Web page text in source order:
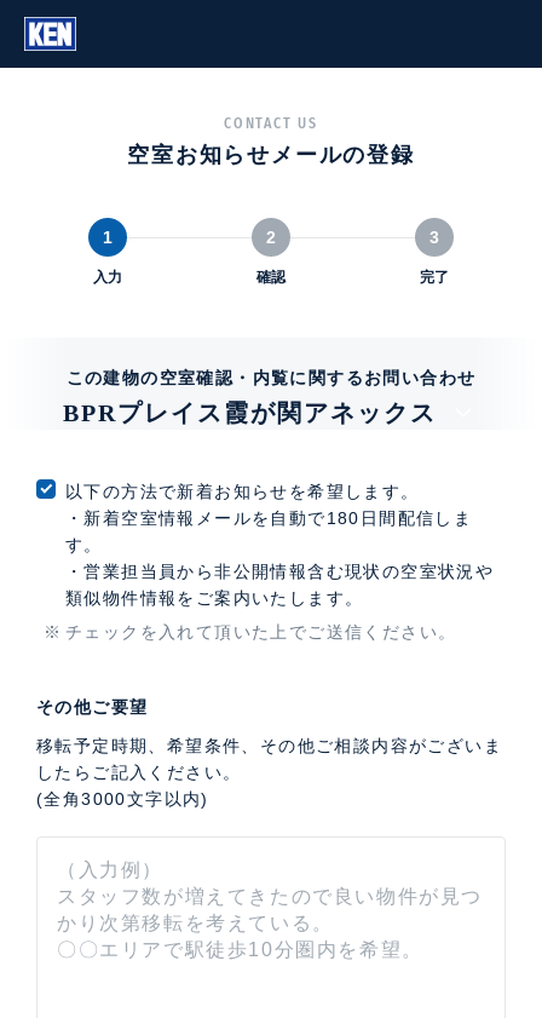
CONTACT US
空室お知らせメールの登録
1
入力
2
確認
3
完了
この建物の空室確認・内覧に関するお問い合わせ
BPRプレイス霞が関アネックス
以下の方法で新着お知らせを希望します。
・新着空室情報メールを自動で180日間配信しま
す。
・営業担当員から非公開情報含む現状の空室状況や
類似物件情報をご案内いたします。
チェックを入れて頂いた上でご送信ください。
その他ご要望
移転予定時期、希望条件、その他ご相談内容がございま
したらご記入ください。
(全角3000文字以内)